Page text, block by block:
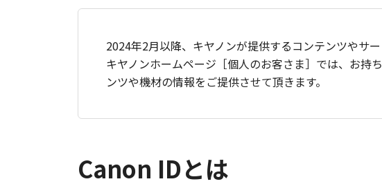
2024年2月以降、キヤノンが提供するコンテンツやサ
キヤノンホームページ［個人のお客さま］では、お持
ンツや機材の情報をご提供させて頂きます。
Canon IDとは